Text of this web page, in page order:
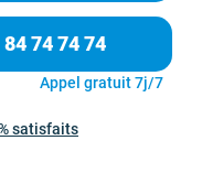
84 74 74 74
Appel gratuit 7j/7
satisfaits